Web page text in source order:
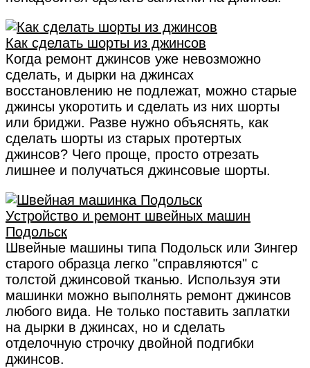
Как сделать шорты из джинсов
Когда ремонт джинсов уже невозможно
сделать, и дырки на джинсах
восстановлению не подлежат, можно старые
джинсы укоротить и сделать из них шорты
или бриджи. Разве нужно объяснять, как
сделать шорты из старых протертых
джинсов? Чего проще, просто отрезать
лишнее и получаться джинсовые шорты.
Устройство и ремонт швейных машин
Подольск
Швейные машины типа Подольск или Зингер
старого образца легко "справляются" с
толстой джинсовой тканью. Используя эти
машинки можно выполнять ремонт джинсов
любого вида. Не только поставить заплатки
на дырки в джинсах, но и сделать
отделочную строчку двойной подгибки
джинсов.